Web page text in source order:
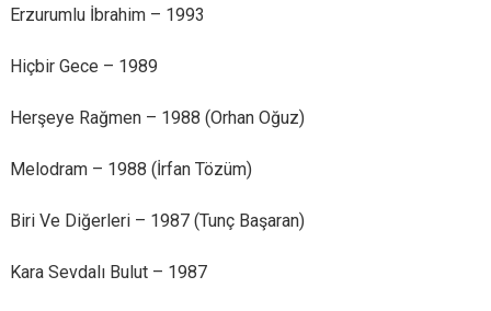
Erzurumlu İbrahim – 1993
Hiçbir Gece – 1989
Herşeye Rağmen – 1988 (Orhan Oğuz)
Melodram – 1988 (İrfan Tözüm)
Biri Ve Diğerleri – 1987 (Tunç Başaran)
Kara Sevdalı Bulut – 1987